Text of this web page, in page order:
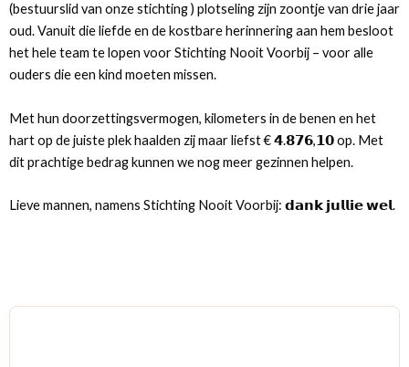
(bestuurslid van onze stichting ) plotseling zijn zoontje van drie jaar
oud. Vanuit die liefde en de kostbare herinnering aan hem besloot
het hele team te lopen voor Stichting Nooit Voorbij – voor alle
ouders die een kind moeten missen.
Met hun doorzettingsvermogen, kilometers in de benen en het
hart op de juiste plek haalden zij maar liefst € 𝟰.𝟴𝟳𝟲,𝟭𝟬 op. Met
dit prachtige bedrag kunnen we nog meer gezinnen helpen.
Lieve mannen, namens Stichting Nooit Voorbij: 𝗱𝗮𝗻𝗸 𝗷𝘂𝗹𝗹𝗶𝗲 𝘄𝗲𝗹.